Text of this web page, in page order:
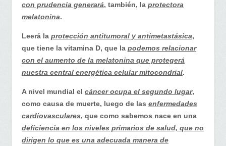
con prudencia generará, también, la protectora
melatonina.
Leerá la protección antitumoral y antimetastásica,
que tiene la vitamina D, que la podemos relacionar
con el aumento de la melatonina que protegerá
nuestra central energética celular mitocondrial.
A nivel mundial el cáncer ocupa el segundo lugar,
como causa de muerte, luego de las enfermedades
cardiovasculares, que como sabemos nace en una
deficiencia en los niveles primarios de salud, que no
dirigen lo que es una adecuada manera de